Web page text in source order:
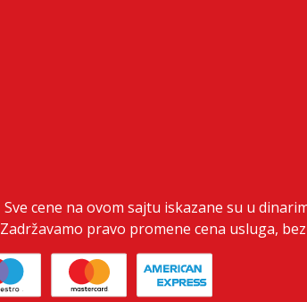
Sve cene na ovom sajtu iskazane su u
Zadržavamo pravo promene cena usluga,